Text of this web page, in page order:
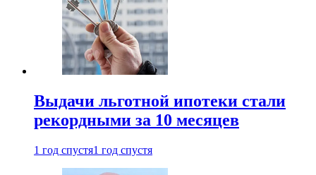
Выдачи льготной ипотеки стали
рекордными за 10 месяцев
1 год спустя1 год спустя